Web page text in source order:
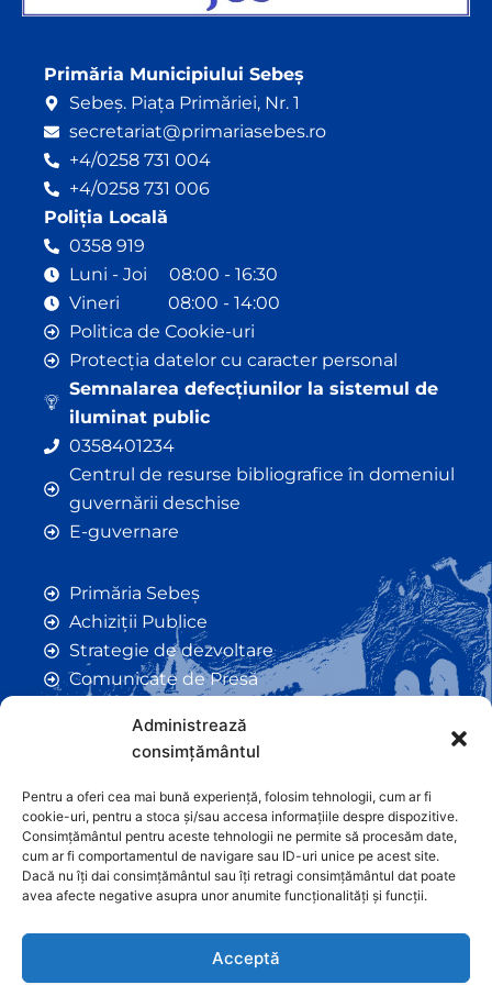
Administrează
consimțământul
Pentru a oferi cea mai bună experiență, folosim tehnologii, cum ar fi
cookie-uri, pentru a stoca și/sau accesa informațiile despre dispozitive.
Consimțământul pentru aceste tehnologii ne permite să procesăm date,
cum ar fi comportamentul de navigare sau ID-uri unice pe acest site.
Dacă nu îți dai consimțământul sau îți retragi consimțământul dat poate
avea afecte negative asupra unor anumite funcționalități și funcții.
Acceptă
Primăria Municipiului Sebeș
Sebeș. Piața Primăriei, Nr. 1
secretariat@primariasebes.ro
+4/0258 731 004
+4/0258 731 006
Poliția Locală
0358 919
Luni - Joi 08:00 - 16:30
Vineri 08:00 - 14:00
Politica de Cookie-uri
Protecția datelor cu caracter personal
Semnalarea defecțiunilor la sistemul de
iluminat public
0358401234
Centrul de resurse bibliografice în domeniul
guvernării deschise
E-guvernare
Primăria Sebeș
Achiziții Publice
Strategie de dezvoltare
Comunicate de Presă
Anunțuri
Hotarâri de Consiliu
Certificate de Urbanism
Autorizații de Construcții
Orașe Înfrățite
Contact